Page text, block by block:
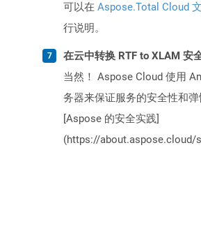
可以在 Aspose.Total Cloud
行说明。
在云中转换 RTF to XLAM 安
当然！ Aspose Cloud 使用
务器来保证服务的安全性和
[Aspose 的安全实践]
(https://about.aspose.cloud/